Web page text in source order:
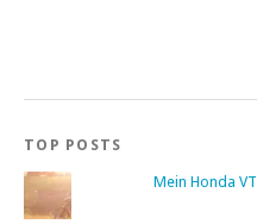
TOP POSTS
Mein Honda